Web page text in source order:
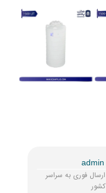
admin
ارسال فوری به سراسر
کشور